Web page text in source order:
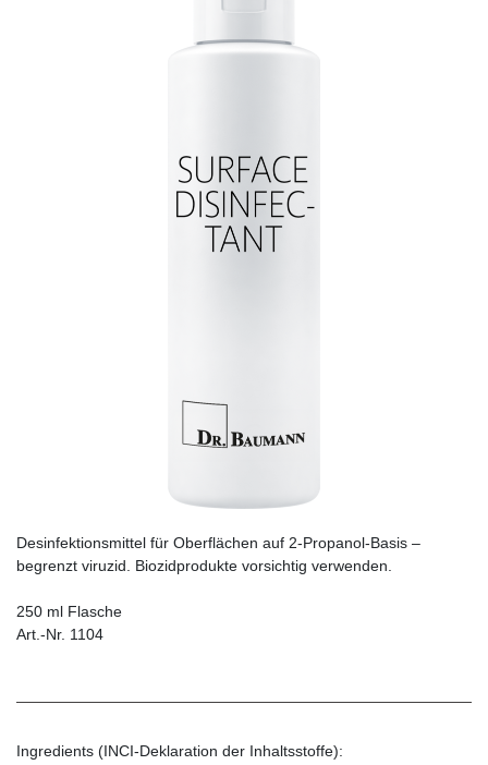
Desinfektionsmittel für Oberflächen auf 2-Propanol-Basis –
begrenzt viruzid. Biozidprodukte vorsichtig verwenden.
250 ml Flasche
Art.-Nr. 1104
Ingredients (INCI-Deklaration der Inhaltsstoffe):